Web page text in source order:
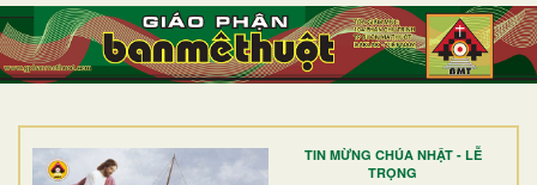
TIN MỪNG CHÚA NHẬT - LỄ
TRỌNG
TRANG NHẤT
GIỚI THIỆU
DÒNG TU